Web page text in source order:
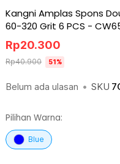
Kangni Amplas Spons
60-320 Grit 6 PCS -
Belum ada ulasan • SKU
Rp20.300
Rp40.900 51%
Pilihan Warna:
Blue